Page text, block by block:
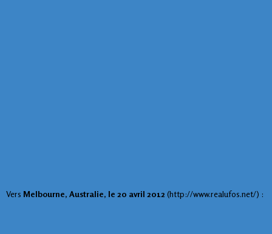
Vers Melbourne, Australie, le 20 avril 2012 (http://www.realufos.net/) :